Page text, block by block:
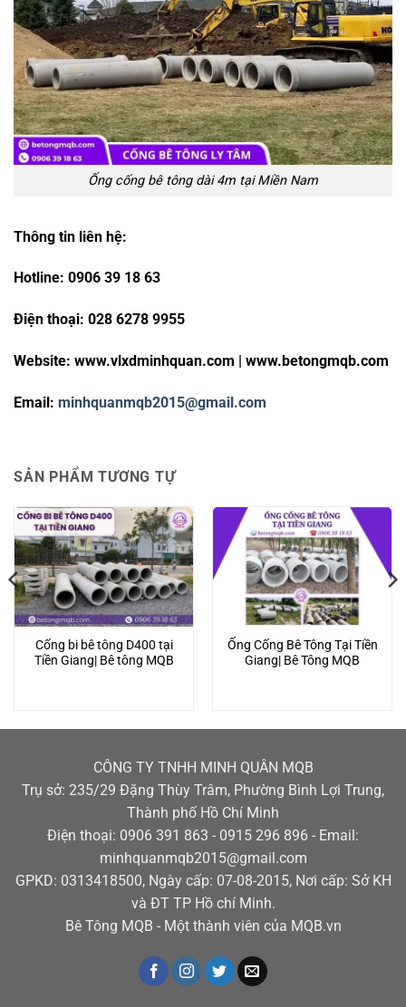
Ống cống bê tông dài 4m tại Miền Nam
Thông tin liên hệ:
Hotline: 0906 39 18 63
Điện thoại: 028 6278 9955
Website: www.vlxdminhquan.com | www.betongmqb.com
Email: minhquanmqb2015@gmail.com
SẢN PHẨM TƯƠNG TỰ
Cống bi bê tông D400 tại
Tiền Giang| Bê tông MQB
Ống Cống Bê Tông Tại Tiền
Giang| Bê Tông MQB
CÔNG TY TNHH MINH QUÂN MQB
Trụ sở: 235/29 Đặng Thùy Trâm, Phường Bình Lợi Trung,
Thành phố Hồ Chí Minh
Điện thoại: 0906 391 863 - 0915 296 896 - Email:
minhquanmqb2015@gmail.com
GPKD: 0313418500, Ngày cấp: 07-08-2015, Nơi cấp: Sở KH
và ĐT TP Hồ chí Minh.
Bê Tông MQB - Một thành viên của MQB.vn